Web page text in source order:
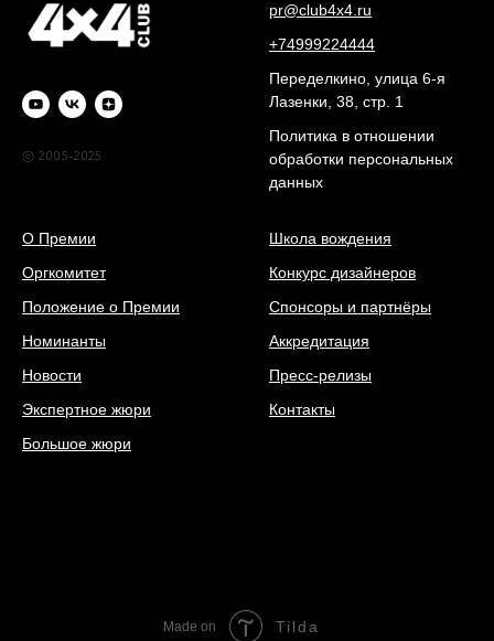
© 2005-2025
pr@club4x4.ru
+74999224444
Переделкино, улица 6-я
Лазенки, 38, стр. 1
Политика в отношении
обработки персональных
данных
О Премии
Оргкомитет
Положение о Премии
Номинанты
Новости
Экспертное жюри
Большое жюри
Школа вождения
Конкурс дизайнеров
Спонсоры и партнёры
Аккредитация
Пресс-релизы
Контакты
Made on Tilda